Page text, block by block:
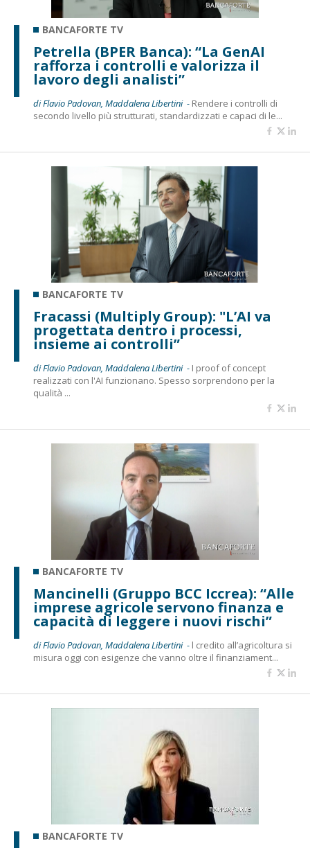
BANCAFORTE TV
Petrella (BPER Banca): “La GenAI
rafforza i controlli e valorizza il
lavoro degli analisti”
di Flavio Padovan, Maddalena Libertini - Rendere i controlli di
secondo livello più strutturati, standardizzati e capaci di le...
BANCAFORTE TV
Fracassi (Multiply Group): "L’AI va
progettata dentro i processi,
insieme ai controlli”
di Flavio Padovan, Maddalena Libertini - I proof of concept
realizzati con l'AI funzionano. Spesso sorprendono per la
qualità ...
BANCAFORTE TV
Mancinelli (Gruppo BCC Iccrea): “Alle
imprese agricole servono finanza e
capacità di leggere i nuovi rischi”
di Flavio Padovan, Maddalena Libertini - l credito all’agricoltura si
misura oggi con esigenze che vanno oltre il finanziament...
BANCAFORTE TV